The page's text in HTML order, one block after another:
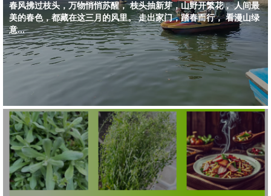
春风拂过枝头，万物悄悄苏醒， 枝头抽新芽，山野开繁花， 人间最
美的春色，都藏在这三月的风里。 走出家门，踏春而行， 看漫山绿
意...